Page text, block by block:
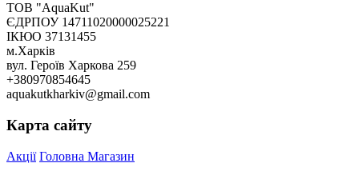
ТОВ "AquaKut"
ЄДРПОУ 14711020000025221
ІКЮО 37131455
м.Харків
вул. Героїв Харкова 259
+380970854645
aquakutkharkiv@gmail.com
Карта сайту
Акції Головна Магазин